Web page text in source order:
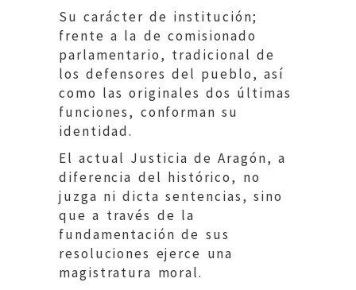
Su carácter de institución;
frente a la de comisionado
parlamentario, tradicional de
los defensores del pueblo, así
como las originales dos últimas
funciones, conforman su
identidad.
El actual Justicia de Aragón, a
diferencia del histórico, no
juzga ni dicta sentencias, sino
que a través de la
fundamentación de sus
resoluciones ejerce una
magistratura moral.